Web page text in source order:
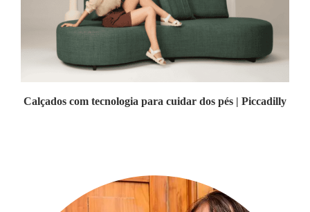
Calçados com tecnologia para cuidar dos pés | Piccadilly